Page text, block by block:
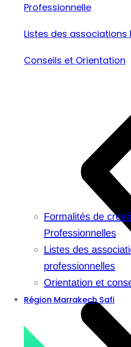
Professionnelle
Listes des associations
Conseils et Orientation
Formalités de
Professionnelles
Listes des
professionnelles
Orientation et
Région Marrakech Safi